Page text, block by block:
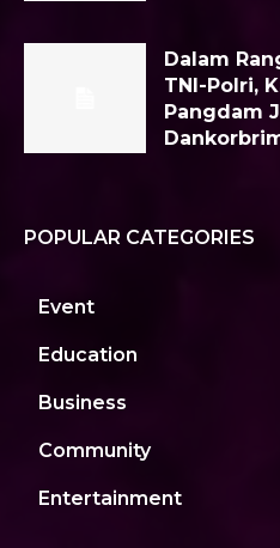
Dalam
TNI-Polri,
Pangdam
POPULAR CATEGORIES
Event
Education
Business
Community
Entertainment